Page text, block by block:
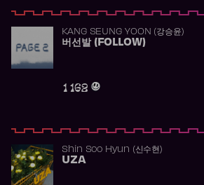
KANG SEUNG YOON (강승윤)
버선발 (FOLLOW)
1 162
Shin Soo Hyun (신수현)
UZA